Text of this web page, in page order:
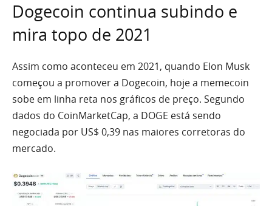
Dogecoin continua subindo e
mira topo de 2021
Assim como aconteceu em 2021, quando Elon Musk
começou a promover a Dogecoin, hoje a memecoin
sobe em linha reta nos gráficos de preço. Segundo
dados do CoinMarketCap, a DOGE está sendo
negociada por US$ 0,39 nas maiores corretoras do
mercado.